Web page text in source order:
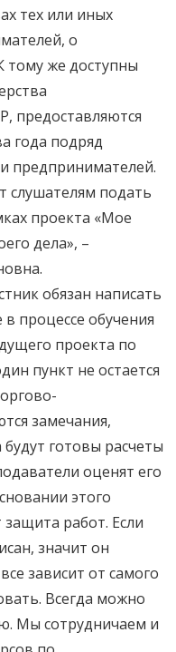
тех или иных
о
тому же доступны
предоставляются
года подряд
предпринимателей.
слушателям подать
проекта «Мое
дела», –
обязан написать
процессе обучения
проекта по
пункт не остается
замечания,
готовы расчеты
оценят его
этого
работ. Если
значит он
зависит от самого
Всегда можно
Мы сотрудничаем и